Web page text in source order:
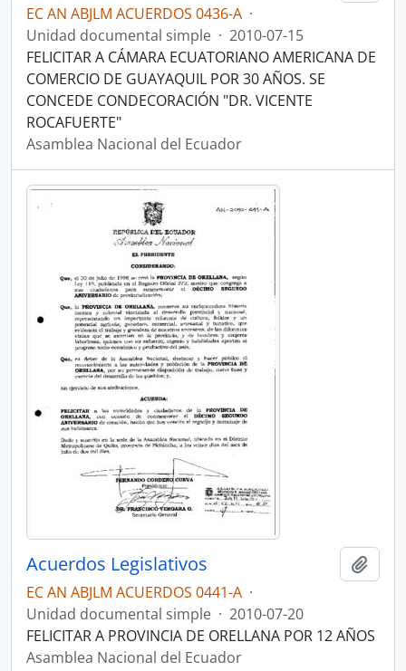
EC AN ABJLM ACUERDOS 0436-A ·
Unidad documental simple · 2010-07-15
FELICITAR A CÁMARA ECUATORIANO AMERICANA DE
COMERCIO DE GUAYAQUIL POR 30 AÑOS. SE
CONCEDE CONDECORACIÓN "DR. VICENTE
ROCAFUERTE"
Asamblea Nacional del Ecuador
Acuerdos Legislativos
EC AN ABJLM ACUERDOS 0441-A ·
Unidad documental simple · 2010-07-20
FELICITAR A PROVINCIA DE ORELLANA POR 12 AÑOS
Asamblea Nacional del Ecuador